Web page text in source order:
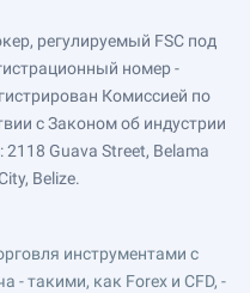
регулируемый FSC под
номер -
Комиссией по
с Законом об индустрии
Guava Street, Belama
Belize.
инструментами с
- такими, как Forex и CFD, -